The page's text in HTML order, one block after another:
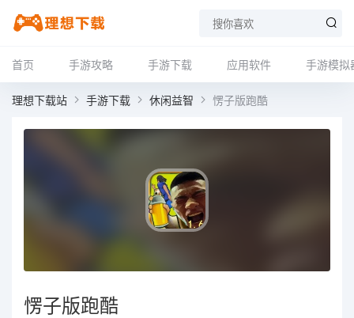
首页 手游攻略 手游下载 应用软件 手游模拟
理想下载站 手游下载 休闲益智 愣子版跑酷
愣子版跑酷